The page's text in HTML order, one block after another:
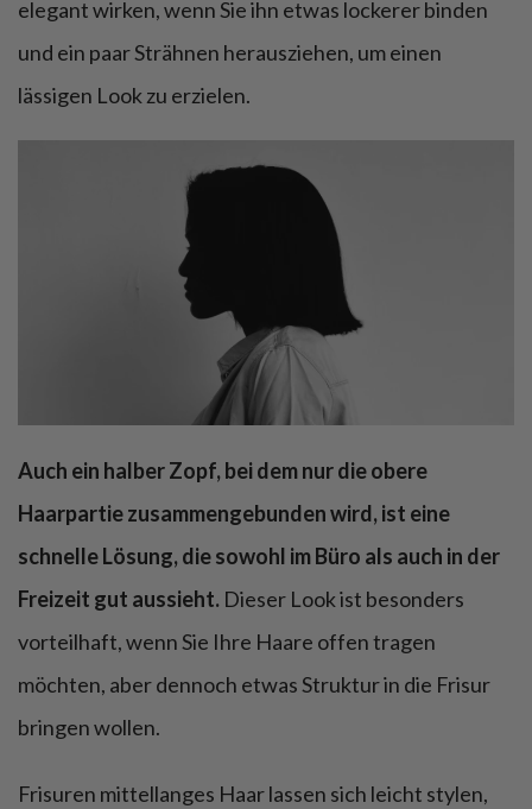
elegant wirken, wenn Sie ihn etwas lockerer binden
und ein paar Strähnen herausziehen, um einen
lässigen Look zu erzielen.
Auch ein halber Zopf, bei dem nur die obere
Haarpartie zusammengebunden wird, ist eine
schnelle Lösung, die sowohl im Büro als auch in der
Freizeit gut aussieht. Dieser Look ist besonders
vorteilhaft, wenn Sie Ihre Haare offen tragen
möchten, aber dennoch etwas Struktur in die Frisur
bringen wollen.
Frisuren mittellanges Haar lassen sich leicht stylen,